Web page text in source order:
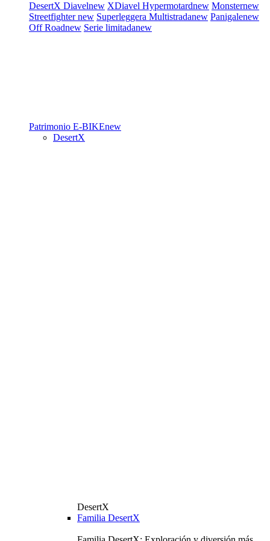
DesertX Diavelnew XDiavel Hypermotardnew Monsternew
Streetfighternew Superleggera Multistradanew Panigalenew
Off Roadnew Serie limitadanew
Patrimonio E-BIKEnew
DesertX
DesertX
Familia DesertX